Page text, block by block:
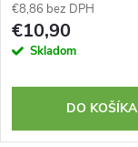
€8,86 bez DPH
€10,90
Skladom
DO KOŠÍKA